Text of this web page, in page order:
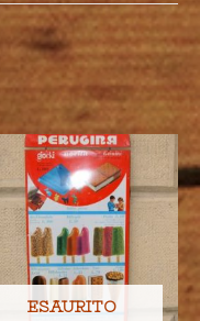
ESAURITO